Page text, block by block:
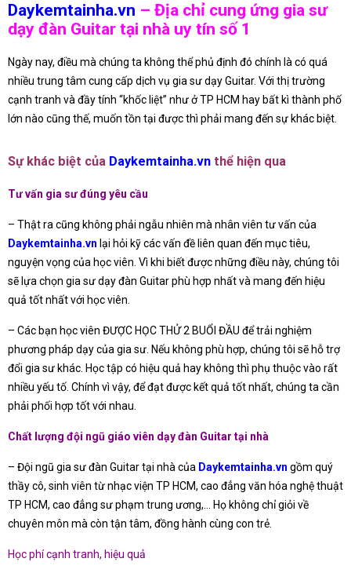
Daykemtainha.vn – Địa chỉ cung ứng gia sư
dạy đàn Guitar tại nhà uy tín số 1
Ngày nay, điều mà chúng ta không thể phủ định đó chính là có quá
nhiều trung tâm cung cấp dịch vụ gia sư dạy Guitar. Với thị trường
cạnh tranh và đầy tính “khốc liệt” như ở TP HCM hay bất kì thành phố
lớn nào cũng thế, muốn tồn tại được thì phải mang đến sự khác biệt.
Sự khác biệt của Daykemtainha.vn thể hiện qua
Tư vấn gia sư đúng yêu cầu
– Thật ra cũng không phải ngẫu nhiên mà nhân viên tư vấn của
Daykemtainha.vn lại hỏi kỹ các vấn đề liên quan đến mục tiêu,
nguyện vọng của học viên. Vì khi biết được những điều này, chúng tôi
sẽ lựa chọn gia sư dạy đàn Guitar phù hợp nhất và mang đến hiệu
quả tốt nhất với học viên.
– Các bạn học viên ĐƯỢC HỌC THỬ 2 BUỔI ĐẦU để trải nghiệm
phương pháp dạy của gia sư. Nếu không phù hợp, chúng tôi sẽ hỗ trợ
đổi gia sư khác. Học tập có hiệu quả hay không thì phụ thuộc vào rất
nhiều yếu tố. Chính vì vậy, để đạt được kết quả tốt nhất, chúng ta cần
phải phối hợp tốt với nhau.
Chất lượng đội ngũ giáo viên dạy đàn Guitar tại nhà
– Đội ngũ gia sư đàn Guitar tại nhà của Daykemtainha.vn gồm quý
thầy cô, sinh viên từ nhạc viện TP HCM, cao đẳng văn hóa nghệ thuật
TP HCM, cao đẳng sư phạm trung ương,… Họ không chỉ giỏi về
chuyên môn mà còn tận tâm, đồng hành cùng con trẻ.
Học phí cạnh tranh, hiệu quả